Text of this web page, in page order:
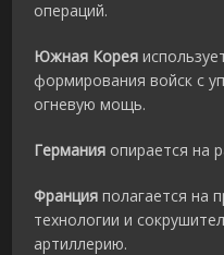
операций.
Южная Корея
формирования войск с
огневую мощь.
Германия опирается на
Франция полагается на
технологии и
артиллерию.